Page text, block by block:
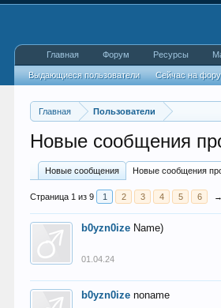
Главная Пользователи
Новые сообщения
Новые сообщения Новые сообщения
Страница 1 из 9 1 2 3 4 5 6 →
b0yzn0ize Name)
01.04.24
b0yzn0ize noname
Главная Форум Ресурсы
Выдающиеся пользователи Сейчас на